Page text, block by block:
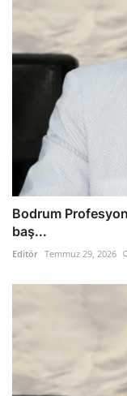
Bodrum
baş...
Editör Temmuz 29, 2026